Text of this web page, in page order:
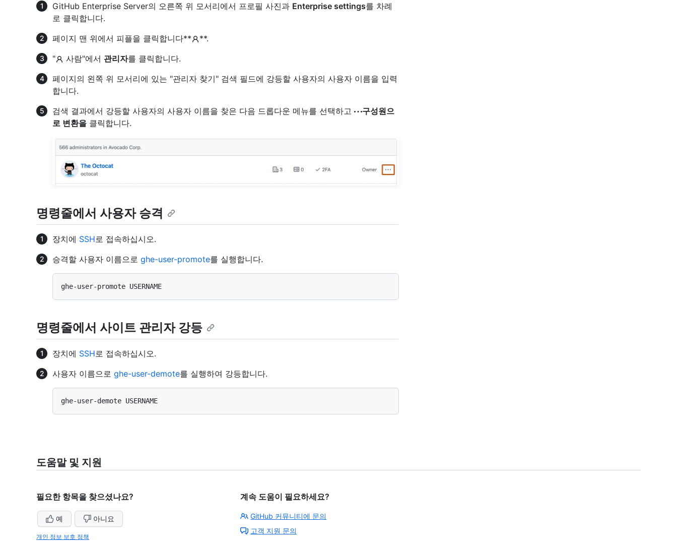
GitHub Enterprise Server의 오른쪽 위 모서리에서 프로필 사진과 Enterprise settings를 차례
로 클릭합니다.
페이지 맨 위에서 피플을 클릭합니다**
**.
"
사람"에서 관리자를 클릭합니다.
페이지의 왼쪽 위 모서리에 있는 "관리자 찾기" 검색 필드에 강등할 사용자의 사용자 이름을 입력
합니다.
검색 결과에서 강등할 사용자의 사용자 이름을 찾은 다음 드롭다운 메뉴를 선택하고
구성원으
로 변환을 클릭합니다.
명령줄에서 사용자 승격
장치에 SSH 로 접속하십시오.
승격할 사용자 이름으로 ghe-user-promote를 실행합니다.
명령줄에서 사이트 관리자 강등
장치에 SSH 로 접속하십시오.
사용자 이름으로 ghe-user-demote를 실행하여 강등합니다.
도움말 및 지원
필요한 항목을 찾으셨나요?
예 아니요
개인 정보 보호 정책
계속 도움이 필요하세요?
GitHub 커뮤니티에 문의
고객 지원 문의